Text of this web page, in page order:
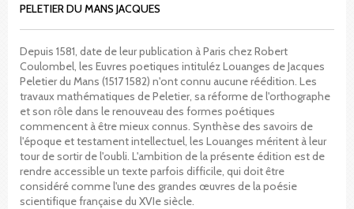
PELETIER DU MANS JACQUES
Depuis 1581, date de leur publication à Paris chez Robert
Coulombel, les Euvres poetiques intituléz Louanges de Jacques
Peletier du Mans (1517 1582) n'ont connu aucune réédition. Les
travaux mathématiques de Peletier, sa réforme de l'orthographe
et son rôle dans le renouveau des formes poétiques
commencent à être mieux connus. Synthèse des savoirs de
l'époque et testament intellectuel, les Louanges méritent à leur
tour de sortir de l'oubli. L'ambition de la présente édition est de
rendre accessible un texte parfois difficile, qui doit être
considéré comme l'une des grandes œuvres de la poésie
scientifique française du XVIe siècle.